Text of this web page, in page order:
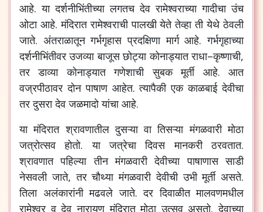
आहे.या दर्शनीभिंतीच्या लगतच देव रामेश्वराच्या गादीचा उंच
ओटा आहे.मंदिरात रामेश्वराची पालखी येते तेव्हा ती येथे ठेवली
जाते. अंतराळातून गर्भगृहास प्रदक्षिणा मार्ग आहे.गर्भगृहाच्या
दर्शनीभिंतीवर उजव्या बाजूस छोट्या कोनाड्यात राधा–कृष्णाची,
तर
डाव्या कोनाड्यात गणेशाची सुबक मूर्ती आहे.आत
वज्रपीठावर दोन पाषाण आहेत.त्यापैकी एक काळबाई देवीचा
तर दुसरा देव जळमादो यांचा आहे.
या मंदिरात श्रावणातील दुसऱ्या वा तिसऱ्या मंगळवारी मोठा
जत्रोत्सव
होतो.या जत्रेचा दिवस मानकरी ठरवतात.
श्रावणात पहिल्या तीन मंगळवारी देवीच्या पाषाणास साडी
नेसवली जाते,तर चौथ्या मंगळवारी देवीची उभी मूर्ती असते.
तिला अलंकारांनी मढवले जाते.दर दिवाळीत मालवणमधील
रामेश्वर व देव नारायण मंदिरात मोठा उत्सव असतो.देवाच्या